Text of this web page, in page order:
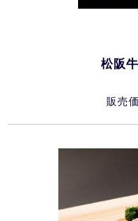
松阪
販売